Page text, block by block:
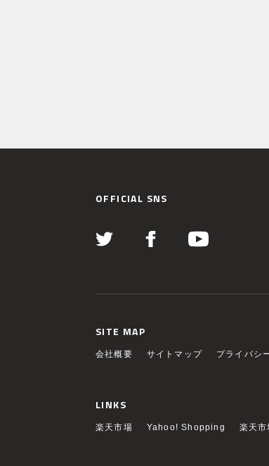
OFFICIAL SNS
SITE MAP
会社概要 サイトマップ プライバシ
LINKS
楽天市場 Yahoo! Shopping 楽天市